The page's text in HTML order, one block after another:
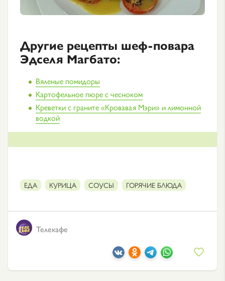
Другие рецепты шеф-повара
Эдселя Магбато:
Вяленые помидоры
Картофельное пюре с чесноком
Креветки с граните «Кровавая Мэри» и лимонной
водкой
ЕДА КУРИЦА СОУСЫ ГОРЯЧИЕ БЛЮДА
Телекафе